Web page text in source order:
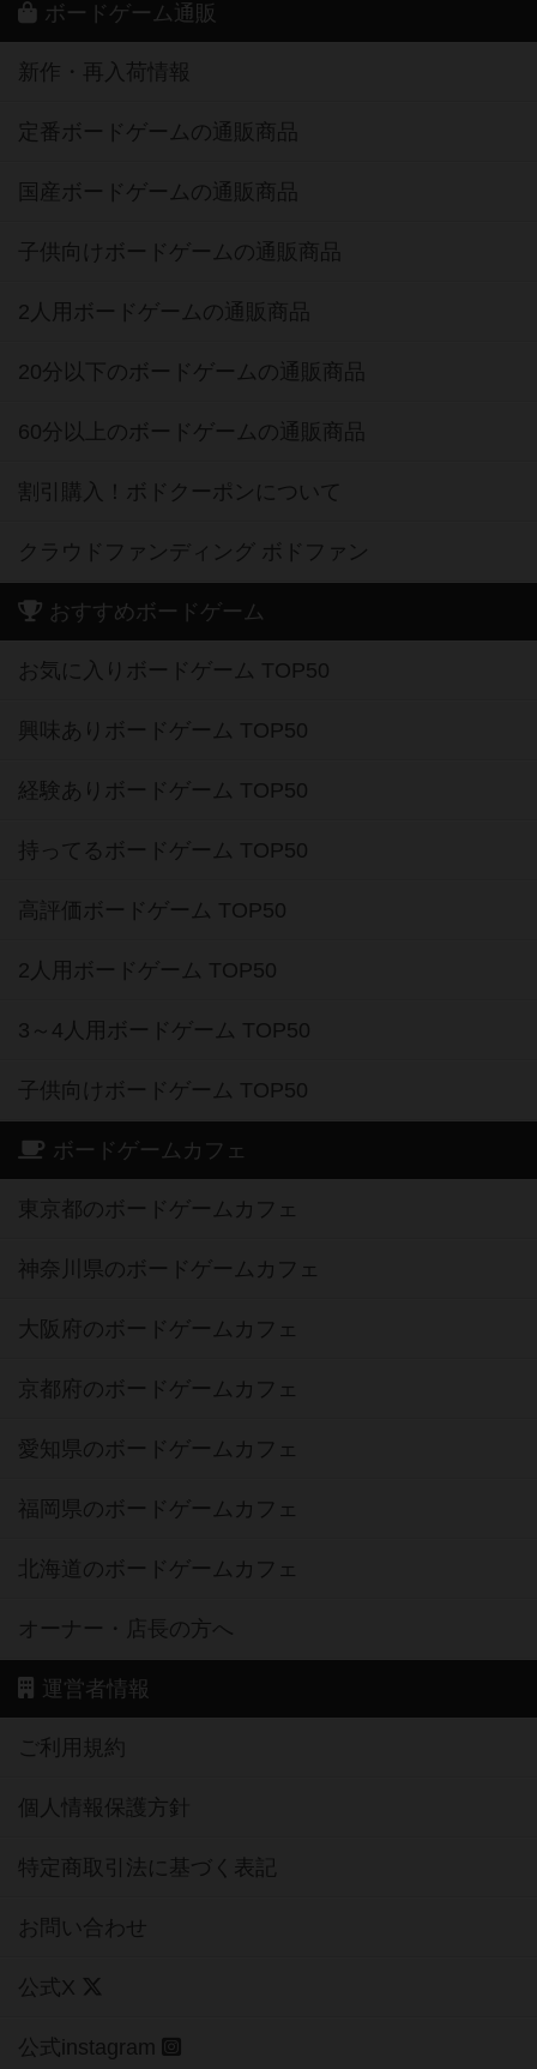
ボードゲーム通販
新作・再入荷情報
定番ボードゲームの通販商品
国産ボードゲームの通販商品
子供向けボードゲームの通販商品
2人用ボードゲームの通販商品
20分以下のボードゲームの通販商品
60分以上のボードゲームの通販商品
割引購入！ボドクーポンについて
クラウドファンディング ボドファン
おすすめボードゲーム
お気に入りボードゲーム TOP50
興味ありボードゲーム TOP50
経験ありボードゲーム TOP50
持ってるボードゲーム TOP50
高評価ボードゲーム TOP50
2人用ボードゲーム TOP50
3～4人用ボードゲーム TOP50
子供向けボードゲーム TOP50
ボードゲームカフェ
東京都のボードゲームカフェ
神奈川県のボードゲームカフェ
大阪府のボードゲームカフェ
京都府のボードゲームカフェ
愛知県のボードゲームカフェ
福岡県のボードゲームカフェ
北海道のボードゲームカフェ
オーナー・店長の方へ
運営者情報
ご利用規約
個人情報保護方針
特定商取引法に基づく表記
お問い合わせ
公式X
公式instagram